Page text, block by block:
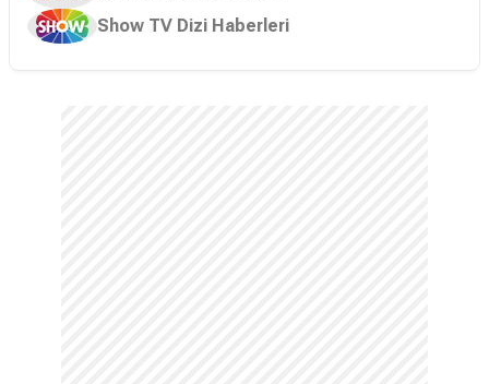
Show TV Dizi Haberleri